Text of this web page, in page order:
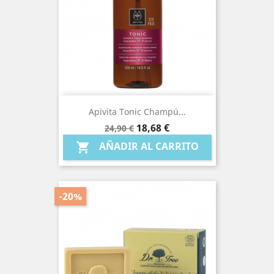
Apivita Tonic Champú...
Precio
base
24,90 € Precio
18,68 €
 AÑADIR AL CARRITO
-20%